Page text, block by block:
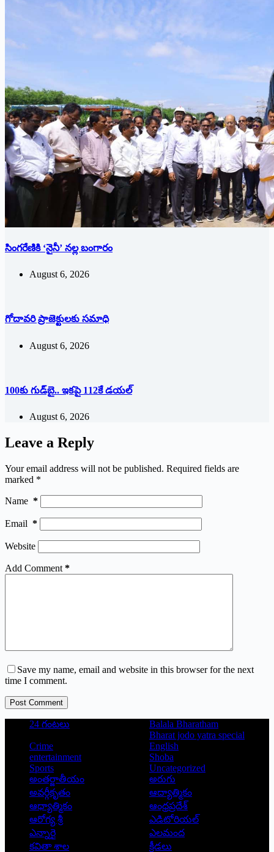
సింగరేణికి ‘నైనీ’ న‌ల్ల బంగారం
August 6, 2026
గోదావరి ప్రాజెక్టులకు సమాధి
August 6, 2026
100కు గుడ్‌బై.. ఇకపై 112కే డయల్
August 6, 2026
Leave a Reply
Your email address will not be published. Required fields are
marked *
Name *
Email *
Website
Add Comment *
Save my name, email and website in this browser for the next
time I comment.
Post Comment
24 గంటలు
Balala Bharatham
Bharat jodo yatra special
Crime
English
entertainment
Shoba
Sports
Uncategorized
అంతర్జాతీయం
అరుగు
అవర్గీకృతం
ఆద్యాత్మికం
ఆధ్యాత్మికం
ఆంధ్రప్రదేశ్
ఆరోగ్య శ్రీ
ఎడిటోరియల్
ఎన్నారై
ఎలమంద
కవితా శాల
క్రీడలు